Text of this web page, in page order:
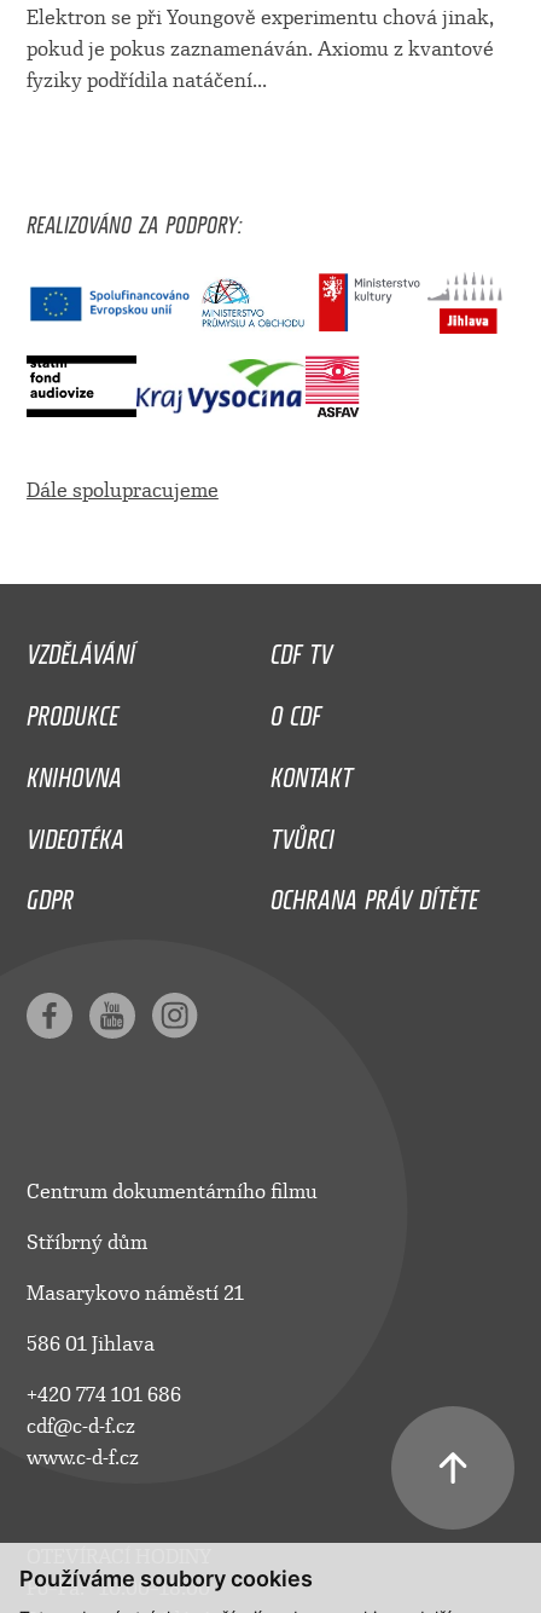
Používáme soubory cookies
Elektron se při Youngově experimentu chová jinak,
pokud je pokus zaznamenáván. Axiomu z kvantové
fyziky podřídila natáčení...
REALIZOVÁNO ZA PODPORY:
Dále spolupracujeme
VZDĚLÁVÁNÍ
CDF TV
PRODUKCE
O CDF
KNIHOVNA
KONTAKT
VIDEOTÉKA
TVŮRCI
GDPR
OCHRANA PRÁV DÍTĚTE
Centrum dokumentárního filmu
Stříbrný dům
Masarykovo náměstí 21
586 01 Jihlava
+420 774 101 686
cdf@c-d-f.cz
www.c-d-f.cz
Po–Pá:
10.00–18.00